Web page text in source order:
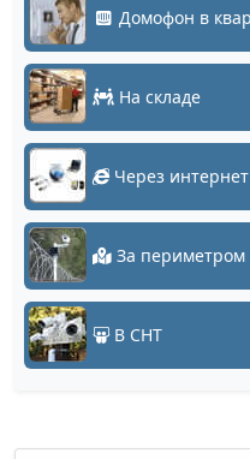
Домофон в
На складе
Через интернет
За периметром
В СНТ